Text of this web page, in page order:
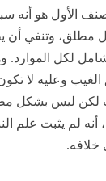
الأول هو أنه
مطلق، وتنفي أن
لكل الموارد.
وعليه لا تكون
لكن ليس بشكل
أنه لم يثبت علم
خلافه.